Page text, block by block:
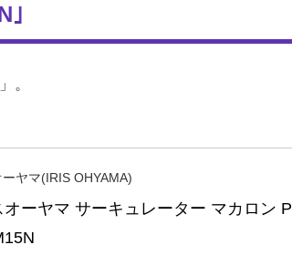
｣
」。
ヤマ(IRIS OHYAMA)
オーヤマ サーキュレーター マカロン P